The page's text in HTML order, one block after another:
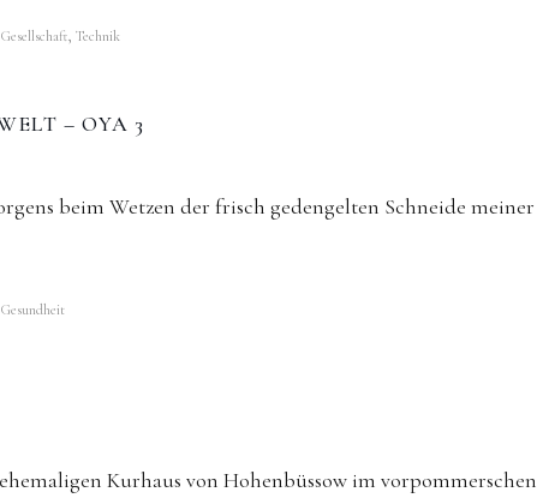
Gesellschaft, Technik
– OYA 3
beim Wetzen der frisch gedengelten Schneide meiner
Gesundheit
Kurhaus von Hohenbüssow im vorpommerschen